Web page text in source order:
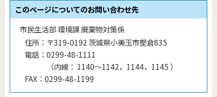
このページについてのお問い合わせ先
市民生活部 環境課 廃棄物対策係
住所： 〒319-0192 茨城県小美玉市堅倉835
電話： 0299-48-1111
（内線 ： 1140〜1142，1144，1145 ）
FAX： 0299-48-1199